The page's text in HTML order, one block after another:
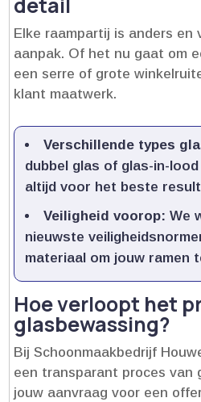
Elke raampartij is anders en
aanpak.​ Of het nu gaat om
een serre of grote
klant maatwerk.​
Verschillende types
dubbel glas of glas-in-
altijd voor het beste
Veiligheid voorop: We
nieuwste
materiaal om jouw ramen
Hoe verloopt het
glasbewassing?
Bij Schoonmaakbedrijf
een transparant proces van
jouw aanvraag voor een